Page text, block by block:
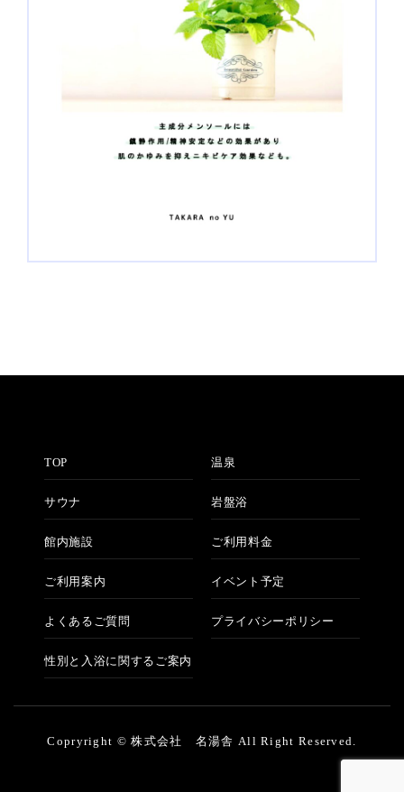
TOP 温泉
サウナ 岩盤浴
館内施設 ご利用料金
ご利用案内 イベント予定
よくあるご質問 プライバシーポリシー
性別と入浴に関するご案内
Copryright © 株式会社 名湯舎 All Right Reserved.